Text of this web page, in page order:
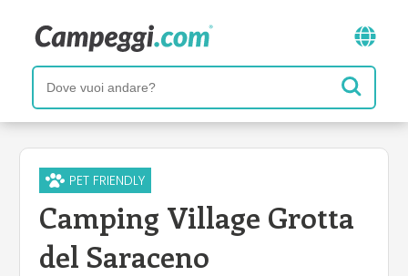
PET FRIENDLY
Camping Village Grotta
del Saraceno